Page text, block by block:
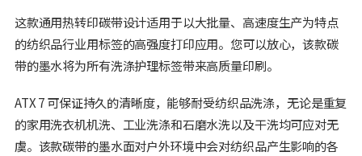
这款通用热转印碳带设计适用于以大批量、高速度生产为特点
的纺织品行业用标签的高强度打印应用。您可以放心，该款碳
带的墨水将为所有洗涤护理标签带来高质量印刷。
ATX 7 可保证持久的清晰度，能够耐受纺织品洗涤，无论是重复
的家用洗衣机机洗、工业洗涤和石磨水洗以及干洗均可应对无
虞。该款碳带的墨水面对户外环境中会对纺织品产生影响的各